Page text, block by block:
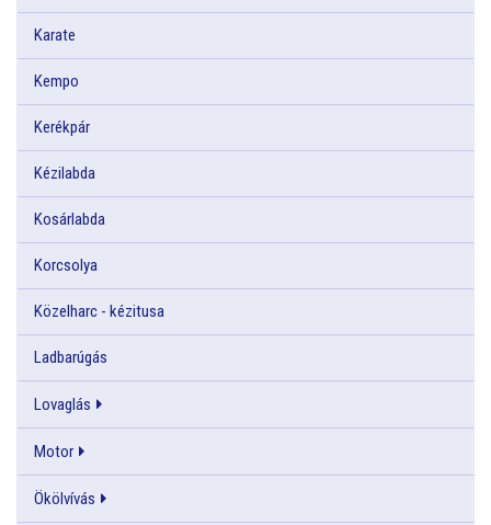
Karate
Kempo
Kerékpár
Kézilabda
Kosárlabda
Korcsolya
Közelharc - kézitusa
Ladbarúgás
Lovaglás
Motor
Ökölvívás